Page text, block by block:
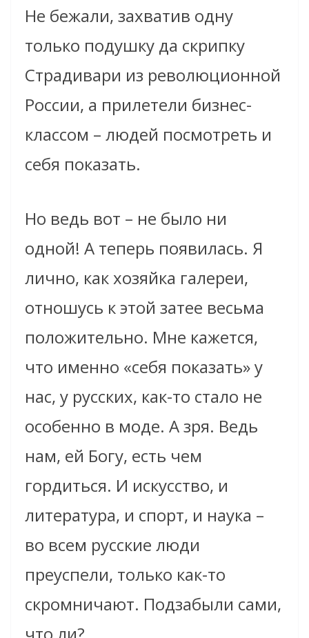
Не бежали, захватив одну
только подушку да скрипку
Страдивари из революционной
России, а прилетели бизнес-
классом – людей посмотреть и
себя показать.
Но ведь вот – не было ни
одной! А теперь появилась. Я
лично, как хозяйка галереи,
отношусь к этой затее весьма
положительно. Мне кажется,
что именно «себя показать» у
нас, у русских, как-то стало не
особенно в моде. А зря. Ведь
нам, ей Богу, есть чем
гордиться. И искусство, и
литература, и спорт, и наука –
во всем русские люди
преуспели, только как-то
скромничают. Подзабыли сами,